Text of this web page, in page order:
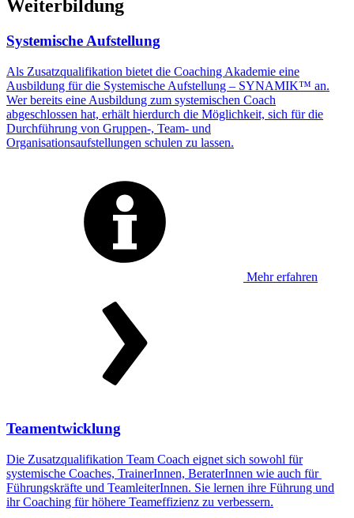
Weiterbildung
Systemische Aufstellung
Als Zusatzqualifikation bietet die Coaching Akademie eine
Ausbildung für die Systemische Aufstellung – SYNAMIK™ an.
Wer bereits eine Ausbildung zum systemischen Coach
abgeschlossen hat, erhält hierdurch die Möglichkeit, sich für die
Durchführung von Gruppen-, Team- und
Organisationsaufstellungen schulen zu lassen.
Mehr erfahren
Teamentwicklung
Die Zusatzqualifikation Team Coach eignet sich sowohl für
systemische Coaches, TrainerInnen, BeraterInnen wie auch für
Führungskräfte und TeamleiterInnen. Sie lernen ihre Führung und
ihr Coaching für höhere Teameffizienz zu verbessern.